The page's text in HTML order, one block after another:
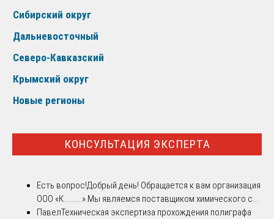
Сибирский округ
Дальневосточный
Северо-Кавказский
Крымский округ
Новые регионы
КОНСУЛЬТАЦИЯ ЭКСПЕРТА
Есть вопрос!Добрый день! Обращается к вам организация
ООО «К..........».Мы являемся поставщиком химического с...
ПавелТехническая экспертиза прохождения полиграфа